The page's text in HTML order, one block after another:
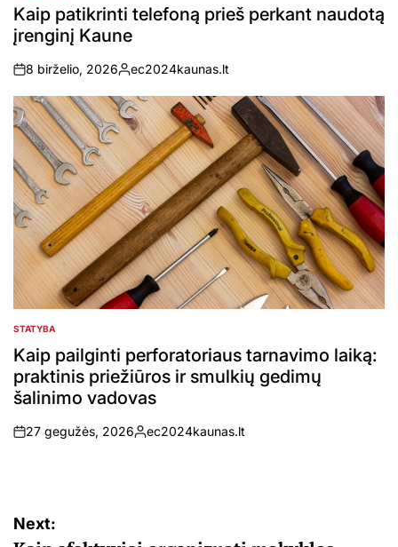
IN
Kaip patikrinti telefoną prieš perkant naudotą
įrenginį Kaune
on
8 birželio, 2026
Posted
by
ec2024kaunas.lt
POSTED
IN
STATYBA
Kaip pailginti perforatoriaus tarnavimo laiką:
praktinis priežiūros ir smulkių gedimų
šalinimo vadovas
on
27 gegužės, 2026
Posted
ec2024kaunas.lt
Navigacija
Next: